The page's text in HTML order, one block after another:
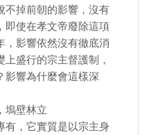
不掉前朝的影響，沒有
即使在孝文帝廢除這項
，影響依然沒有徹底消
盛行的宗主督護制，
影響為什麼會這樣深
塢壁林立
有，它實質是以宗主身